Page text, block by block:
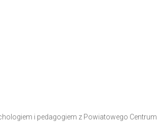
i pedagogiem z Powiatowego Centrum